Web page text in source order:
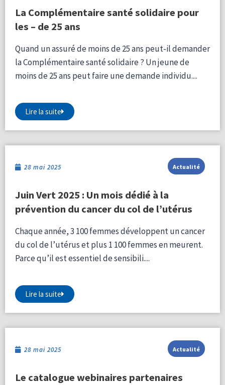
La Complémentaire santé solidaire pour
les – de 25 ans
Quand un assuré de moins de 25 ans peut-il demander
la Complémentaire santé solidaire ? Un jeune de
moins de 25 ans peut faire une demande individu....
Lire la suite
28 mai 2025 Actualité
Juin Vert 2025 : Un mois dédié à la
prévention du cancer du col de l’utérus
Chaque année, 3 100 femmes développent un cancer
du col de l’utérus et plus 1 100 femmes en meurent.
Parce qu’il est essentiel de sensibili....
Lire la suite
28 mai 2025 Actualité
Le catalogue webinaires partenaires